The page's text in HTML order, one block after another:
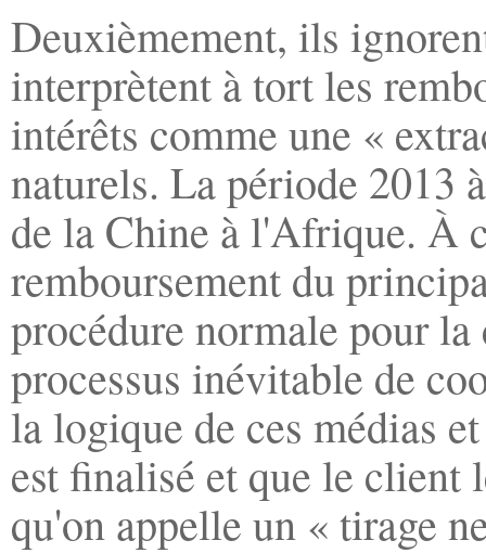
Deuxièmement, ils
interprètent à tort les
intérêts comme une «
naturels. La période 2013
de la Chine à l'Afrique. À
remboursement du
procédure normale pour
processus inévitable de
la logique de ces médias
est finalisé et que le client
qu'on appelle un « tirage